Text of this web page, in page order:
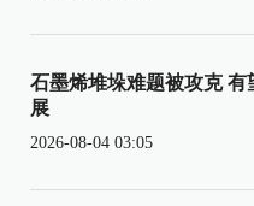
石墨烯堆垛难题被攻克
展
2026-08-04 03:05